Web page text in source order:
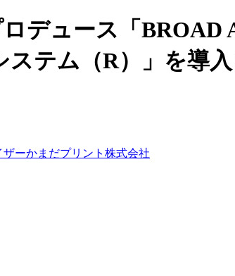
デュース「
テム（R）」を導